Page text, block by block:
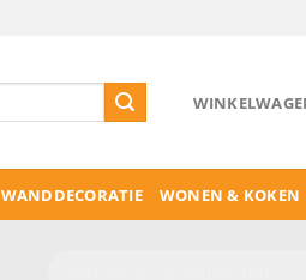
WANDDECORATIE WONEN & KOKEN